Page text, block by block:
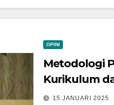
OPINI
Metodologi
Kurikulum
15 JANUARI 2025